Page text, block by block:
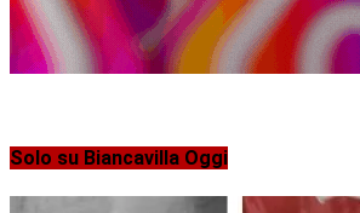
Solo su Biancavilla Oggi